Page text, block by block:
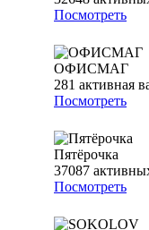
Посмотреть
ОФИСМАГ
281 активная
Посмотреть
Пятёрочка
37087
Посмотреть